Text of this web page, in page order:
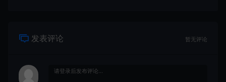
发表评论 暂无评论